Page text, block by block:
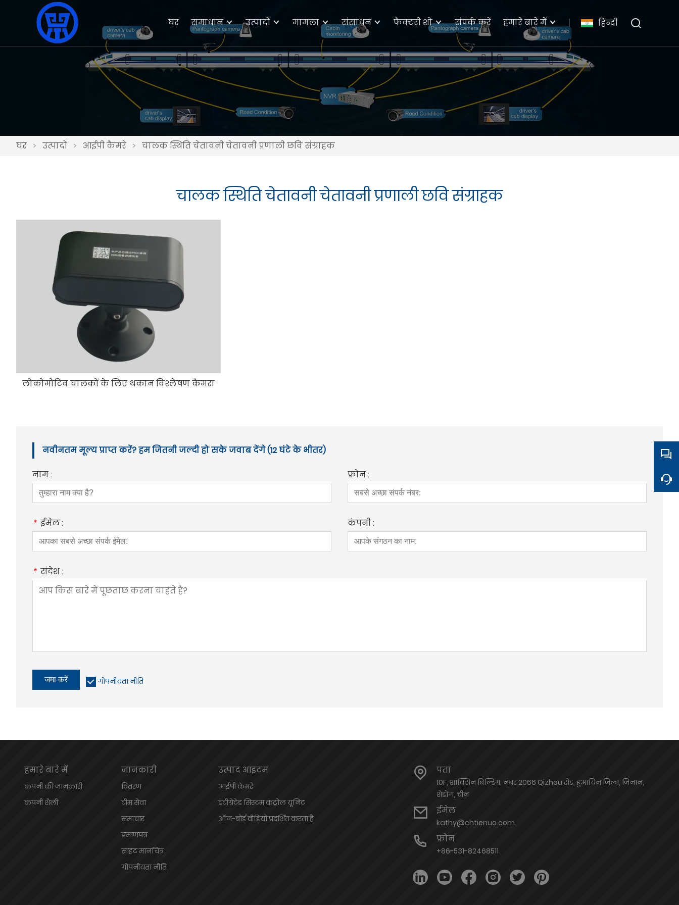
हिन्दी
घर समाधान उत्पादों मामला संसाधन फैक्टरी शो संपर्क करें हमारे बारे में
घर > उत्पादों > आईपी ​​कैमरे > चालक स्थिति चेतावनी चेतावनी प्रणाली छवि संग्राहक
चालक स्थिति चेतावनी चेतावनी प्रणाली छवि संग्राहक
लोकोमोटिव चालकों के लिए थकान विश्लेषण कैमरा
नवीनतम मूल्य प्राप्त करें? हम जितनी जल्दी हो सके जवाब देंगे (12 घंटे के भीतर)
नाम : फ़ोन :
* ईमेल : कंपनी :
* संदेश :
जमा करें गोपनीयता नीति
हमारे बारे में
कंपनी की जानकारी
कंपनी शैली
जानकारी
वितरण
टीम सेवा
समाचार
प्रमाणपत्र
साइट मानचित्र
गोपनीयता नीति
उत्पाद आइटम
आईपी ​​कैमरे
इंटीग्रेटेड सिस्टम कंट्रोल यूनिट
ऑन-बोर्ड वीडियो प्रदर्शित करता है
पता
10F, शांक्सिन बिल्डिंग, नंबर 2066 Qizhou रोड, हुआयिन जिला, जिनान,
शेडोंग, चीन
ईमेल
kathy@chtienuo.com
फ़ोन
+86-531-82468511